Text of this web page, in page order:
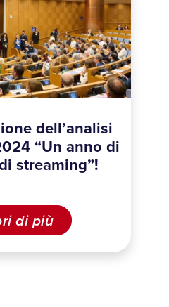
dell’analisi
“Un anno di
streaming”!
di più